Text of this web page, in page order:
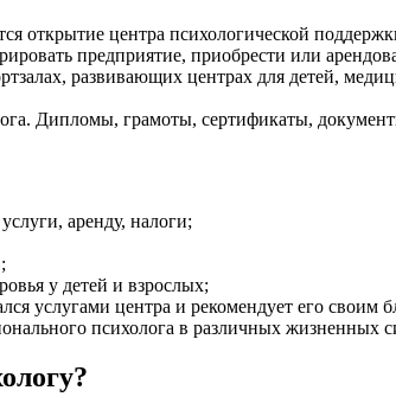
открытие центра психологической
предприятие, приобрести или
развивающих центрах для детей,
Дипломы, грамоты, сертификаты,
аренду, налоги;
у детей и взрослых;
услугами центра и рекомендует его своим
психолога в различных жизненных